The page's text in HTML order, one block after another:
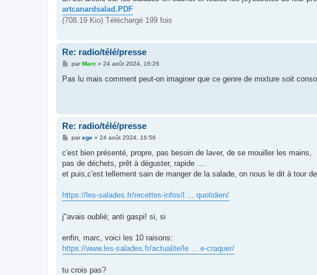
a
g
e
artcanardsalad.PDF
(708.19 Kio) Téléchargé 199 fois
Re: radio/télé/presse
M
s
parMarc » 24 août 2024, 16:26
Pas lu mais comment peut-on imaginer que ce genre de mixture soit
Re: radio/télé/presse
M
s
a
g
e
parege» 24 août 2024, 16:56
c'est bien présenté, propre, pas besoin de laver, de se mouiller les mains,
pas de déchets, prêt à déguster, rapide ....
et puis,c'est tellement sain de manger de la salade, on nous le dit à tour
https://les-salades.fr/recettes-infos/l ... quotidien/
j"avais oublié; anti gaspi! si, si
enfin, marc, voici les 10 raisons:
https://www.les-salades.fr/actualite/le ... e-craquer/
tu crois pas?